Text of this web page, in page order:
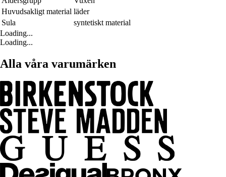
Huvudsakligt material läder
Sula
syntetiskt material
Loading...
Loading...
Alla våra varumärken